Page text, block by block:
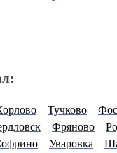
Тучково
Фряново
Уваровка